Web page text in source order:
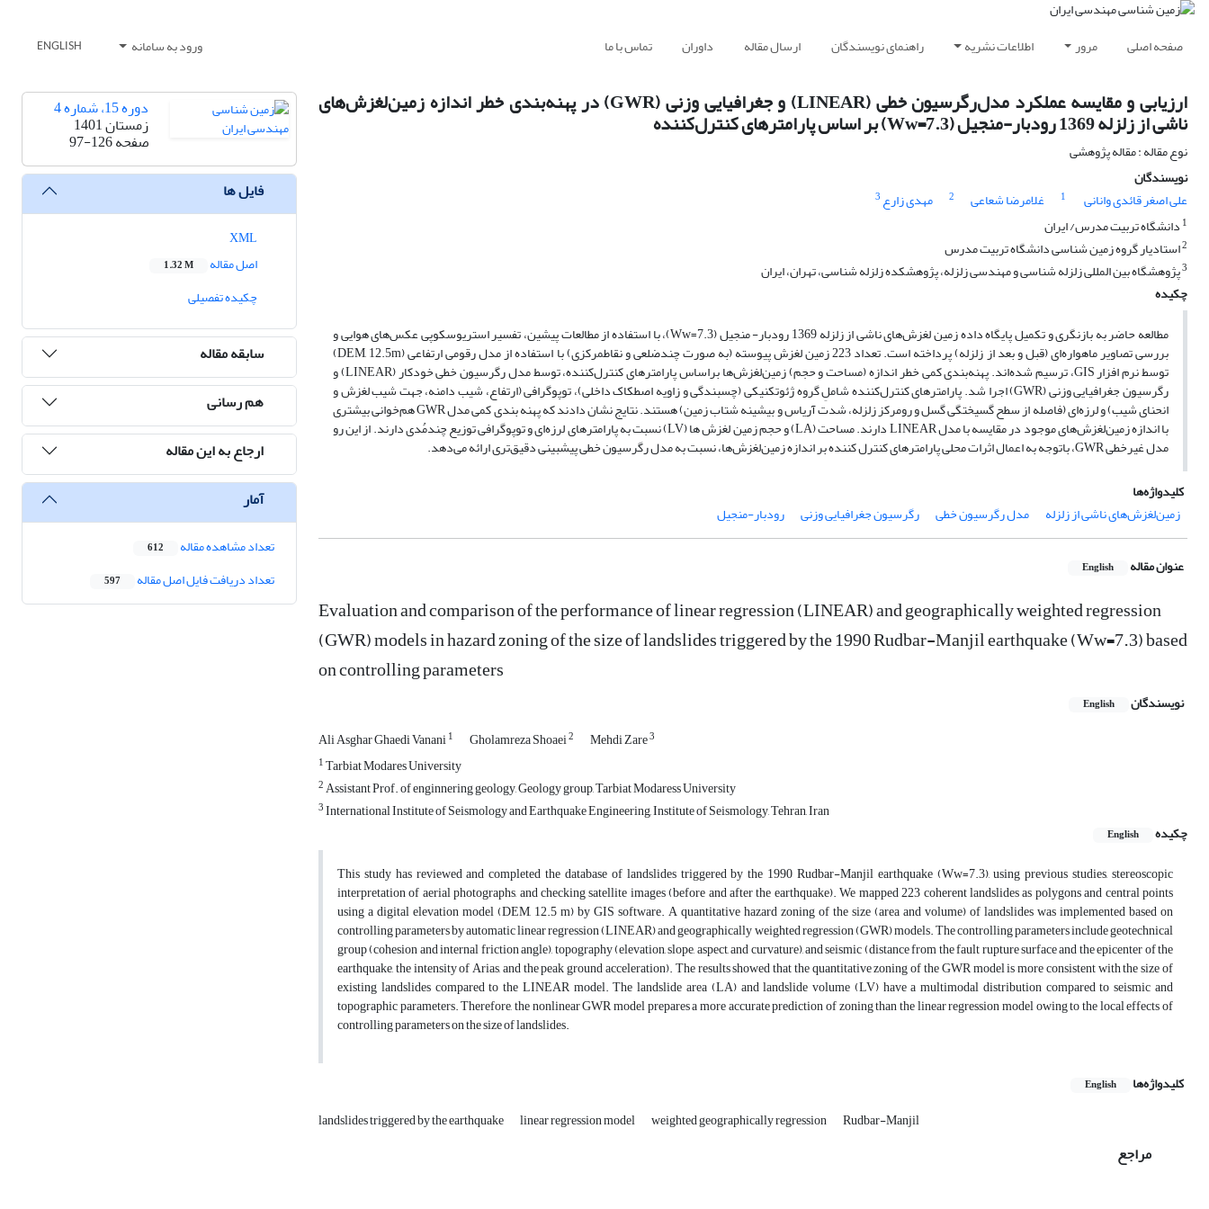
صفحه اصلی مرور اطلاعات نشریه راهنمای نویسندگان ارسال مقاله داوران تماس با ما ورود به سامانه ENGLISH
ارزیابی و مقایسه عملکرد مدل‌رگرسیون خطی (LINEAR) و جغرافیایی وزنی (GWR) در پهنه‌بندی خطر اندازه زمین‌لغزش‌های
ناشی از زلزله 1369 رودبار-منجیل (Ww=7.3) بر اساس پارامترهای کنترل‌کننده
نوع مقاله : مقاله پژوهشی
نویسندگان
علی اصغر قائدی وانانی
1 غلامرضا شعاعی 2 مهدی زارع 3
1 دانشگاه تربیت مدرس/ ایران
2استادیار گروه زمین شناسی دانشگاه تربیت مدرس
3پژوهشگاه بین المللی زلزله شناسی و مهندسی زلزله، پژوهشکده زلزله شناسی، تهران، ایران
چکیده
مطالعه حاضر به بازنگری و تکمیل پایگاه داده زمین لغزش‌های ناشی از زلزله 1369 رودبار- منجیل (Ww=7.3)، با استفاده از مطالعات پیشین، تفسیر استریوسکوپی عکس‌های هوایی و
بررسی تصاویر ماهواره‌ای (قبل و بعد از زلزله) پرداخته است. تعداد 223 زمین لغزش پیوسته (به صورت چندضلعی و نقاطمرکزی) با استفاده از مدل رقومی ارتفاعی (DEM, 12.5m)
توسط نرم افزار GIS، ترسیم شده‌اند. پهنه‌بندی کمی خطر اندازه (مساحت و حجم) زمین‌لغزش‌ها براساس پارامترهای کنترل‌کننده، توسط مدل رگرسیون خطی خودکار (LINEAR) و
رگرسیون جغرافیایی وزنی (GWR) اجرا شد. پارامترهای کنترل‌کننده شاملِ گروه ژئوتکنیکی (چسبندگی و زاویه اصطکاک داخلی)، توپوگرافی (ارتفاع، شیب دامنه، جهت شیب لغزش و
انحنای شیب) و لرزه‌ای (فاصله از سطح گسیختگی گسل و رومرکز زلزله، شدت آریاس و بیشینه شتاب زمین) هستند. نتایج نشان دادند که پهنه بندی کمی مدل GWR هم‌خوانی بیشتری
با اندازه زمین‌لغزش‌های موجود در مقایسه با مدل LINEAR دارند. مساحت (LA) و حجم زمین لغزش ها (LV) نسبت به پارامترهای لرزه‌ای و توپوگرافی توزیع چندمُدی دارند. از این رو
مدل غیرخطی GWR، باتوجه به اعمال اثرات محلی پارامترهای کنترل کننده بر اندازه زمین‌لغزش‌ها، نسبت به مدل‌ رگرسیون خطی پیشبینی دقیق‌تری ارائه می‌دهد.
کلیدواژه‌ها
زمین‌لغزش‌های ناشی از زلزله
مدل رگرسیون خطی رگرسیون جغرافیایی وزنی رودبار-منجیل
عنوان مقاله English
Evaluation and comparison of the performance of linear regression (LINEAR) and geographically weighted regression
(GWR) models in hazard zoning of the size of landslides triggered by the 1990 Rudbar-Manjil earthquake (Ww=7.3) based
on controlling parameters
نویسندگان English
Ali Asghar Ghaedi Vanani1 Gholamreza Shoaei2 Mehdi Zare3
1Tarbiat Modares University
2Assistant Prof. of enginnering geology, Geology group, Tarbiat Modaress University
3International Institute of Seismology and Earthquake Engineering, Institute of Seismology, Tehran, Iran
چکیده
English
This study has reviewed and completed the database of landslides triggered by the 1990 Rudbar-Manjil earthquake (Ww=7.3), using previous studies, stereoscopic
interpretation of aerial photographs, and checking satellite images (before and after the earthquake). We mapped 223 coherent landslides as polygons and central points
using a digital elevation model (DEM, 12.5 m) by GIS software. A quantitative hazard zoning of the size (area and volume) of landslides was implemented based on
controlling parameters by automatic linear regression (LINEAR) and geographically weighted regression (GWR) models. The controlling parameters include geotechnical
group (cohesion and internal friction angle), topography (elevation, slope, aspect, and curvature), and seismic (distance from the fault rupture surface and the epicenter of the
earthquake, the intensity of Arias, and the peak ground acceleration). The results showed that the quantitative zoning of the GWR model is more consistent with the size of
existing landslides compared to the LINEAR model. The landslide area (LA) and landslide volume (LV) have a multimodal distribution compared to seismic and
topographic parameters. Therefore, the nonlinear GWR model prepares a more accurate prediction of zoning than the linear regression model owing to the local effects of
controlling parameters on the size of landslides.
کلیدواژه‌ها English
landslides triggered by the earthquake linear regression model weighted geographically regression Rudbar-Manjil
مراجع
دوره 15، شماره 4
زمستان 1401
صفحه97-126
فایل ها
اصل مقاله
1.32 M
چکیده تفصیلی
سابقه مقاله
هم رسانی
ارجاع به این مقاله
آمار
تعداد مشاهده مقاله 612
تعداد دریافت فایل اصل مقاله 597